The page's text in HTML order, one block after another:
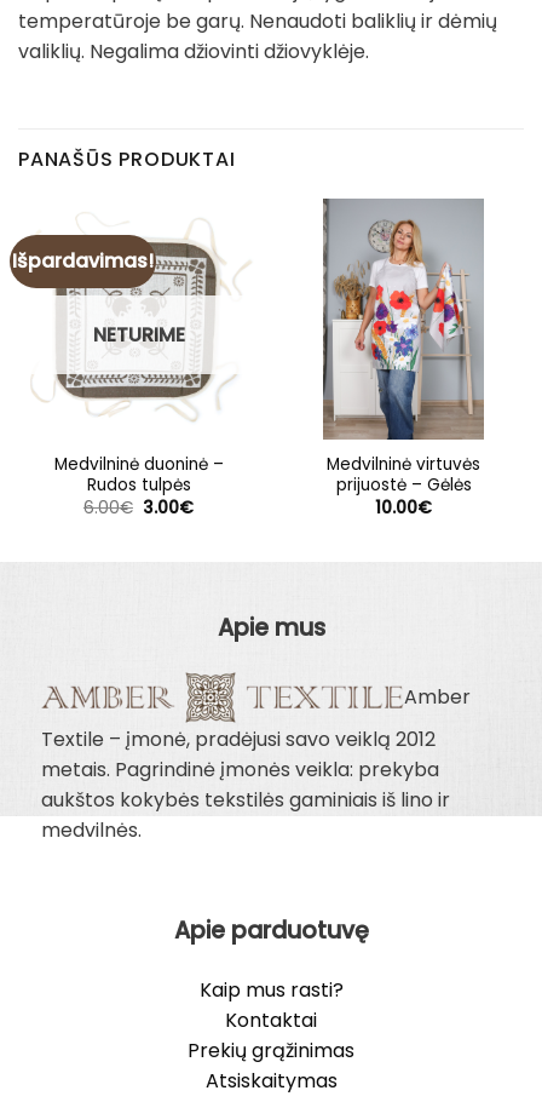
temperatūroje be garų. Nenaudoti baliklių ir dėmių
valiklių. Negalima džiovinti džiovyklėje.
PANAŠŪS PRODUKTAI
Išpardavimas!
NETURIME
Medvilninė duoninė –
Rudos tulpės
6.00€ Original
3.00€Current
Medvilninė virtuvės
prijuostė – Gėlės
10.00€
Apie mus
Amber
Textile – įmonė, pradėjusi savo veiklą 2012
metais. Pagrindinė įmonės veikla: prekyba
aukštos kokybės tekstilės gaminiais iš lino ir
medvilnės.
Apie parduotuvę
Kaip mus rasti?
Kontaktai
Prekių grąžinimas
Atsiskaitymas